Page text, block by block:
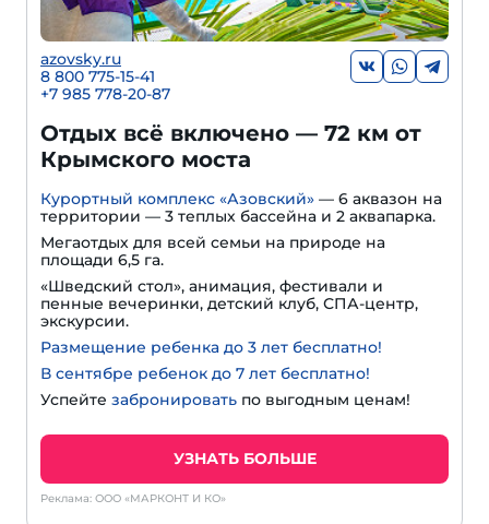
azovsky.ru
8 800 775-15-41
+7 985 778-20-87
Отдых всё включено — 72 км от
Крымского моста
Курортный комплекс «Азовский» — 6 аквазон на
территории — 3 теплых бассейна и 2 аквапарка.
Мегаотдых для всей семьи на природе на
площади 6,5 га.
«Шведский стол», анимация, фестивали и
пенные вечеринки, детский клуб, СПА-центр,
экскурсии.
Размещение ребенка до 3 лет бесплатно!
В сентябре ребенок до 7 лет бесплатно!
Успейте забронировать по выгодным ценам!
УЗНАТЬ БОЛЬШЕ
Реклама: ООО «МАРКОНТ И КО»